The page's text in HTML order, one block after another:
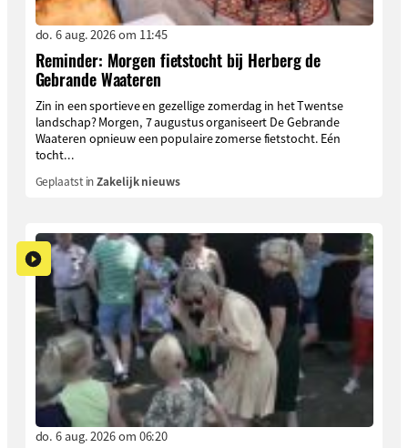
do. 6 aug. 2026 om 11:45
Reminder: Morgen fietstocht bij Herberg de
Gebrande Waateren
Zin in een sportieve en gezellige zomerdag in het Twentse
landschap? Morgen, 7 augustus organiseert De Gebrande
Waateren opnieuw een populaire zomerse fietstocht. Eén
tocht...
Geplaatst inZakelijk nieuws
do. 6 aug. 2026 om 06:20